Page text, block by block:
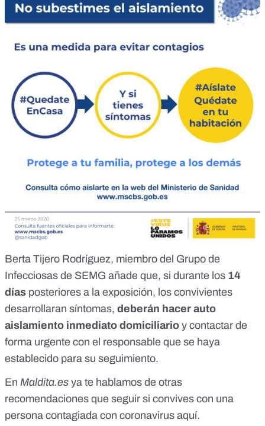
Berta Tijero Rodríguez, miembro del Grupo de
Infecciosas de SEMG añade que, si durante los 14
días posteriores a la exposición, los convivientes
desarrollaran síntomas, deberán hacer auto
aislamiento inmediato domiciliario y contactar de
forma urgente con el responsable que se haya
establecido para su seguimiento.
En Maldita.es ya te hablamos de otras
recomendaciones que seguir si convives con una
persona contagiada con coronavirus aquí.